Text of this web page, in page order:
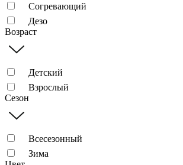
Согревающий
Дезо
Возраст
Детский
Взрослый
Сезон
Всесезонный
Зима